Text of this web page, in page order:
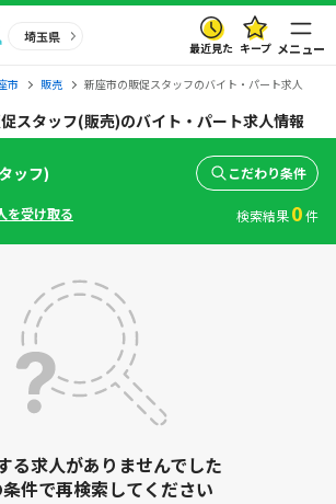
埼玉県
最近見た キープ メニュー
市 販売 新座市の販促スタッフのバイト・パート求人
スタッフ(販売)のバイト・パート求人情報
る求人がありませんでした
件で再検索してください
ッフ) こだわり条件
を受け取る 検索結果0件